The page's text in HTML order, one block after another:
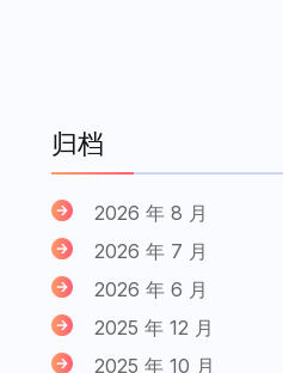
归档
2026 年 8 月
2026 年 7 月
2026 年 6 月
2025 年 12 月
2025 年 10 月